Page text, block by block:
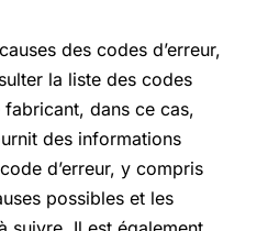
des codes d’erreur,
la liste des codes
fabricant, dans ce cas,
des informations
d’erreur, y compris
possibles et les